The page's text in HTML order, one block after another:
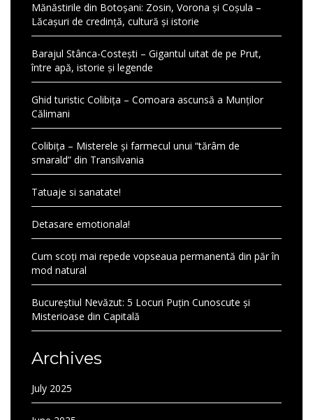
Mănăstirile din Botoșani: Zosin, Vorona și Coșula –
Lăcașuri de credință, cultură și istorie
Barajul Stânca-Costești – Gigantul uitat de pe Prut,
între apă, istorie și legende
Ghid turistic Colibița – Comoara ascunsă a Munților
Călimani
Colibița – Misterele și farmecul unui “tărâm de
smarald” din Transilvania
Tatuaje si sanatate!
Detasare emotionala!
Cum scoți mai repede vopseaua permanentă din păr în
mod natural
Bucureștiul Nevăzut: 5 Locuri Puțin Cunoscute și
Misterioase din Capitală
Archives
July 2025